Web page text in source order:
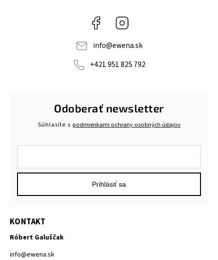
Facebook
info@ewena.sk
+421 951 825 792
Odoberať newsletter
Súhlasíte s podmienkami ochrany osobných údajov
Prihlásiť sa
KONTAKT
Róbert Galuščak
info@ewena.sk